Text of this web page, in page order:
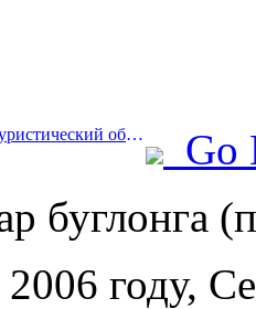
Prev:Новый культурно-туристический объект в центре Пекина, парк «Пиннакл», официально откроется в этом году.
Go
буглонга
году,